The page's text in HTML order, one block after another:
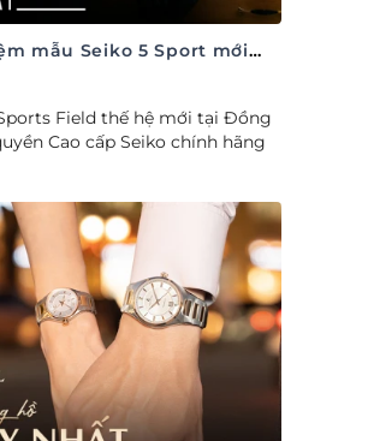
mẫu Seiko 5 Sport mới
Field thế hệ mới tại Đồng
Cao cấp Seiko chính hãng